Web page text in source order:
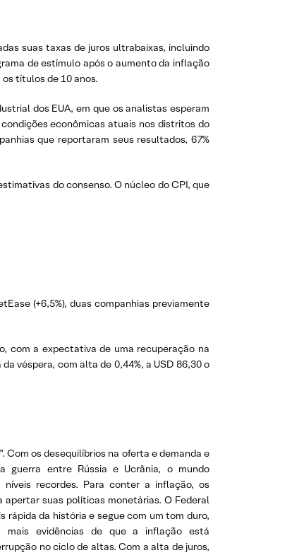
suas taxas de juros ultrabaixas, incluindo
de estímulo após o aumento da inflação
títulos de 10 anos.
dos EUA, em que os analistas esperam
econômicas atuais nos distritos do
que reportaram seus resultados, 67%
do consenso. O núcleo do CPI, que
(+6,5%), duas companhias previamente
com a expectativa de uma recuperação na
véspera, com alta de 0,44%, a USD 86,30 o
Com os desequilíbrios na oferta e demanda e
guerra entre Rússia e Ucrânia, o mundo
recordes. Para conter a inflação, os
suas políticas monetárias. O Federal
rápida da história e segue com um tom duro,
mais evidências de que a inflação está
no ciclo de altas. Com a alta de juros,